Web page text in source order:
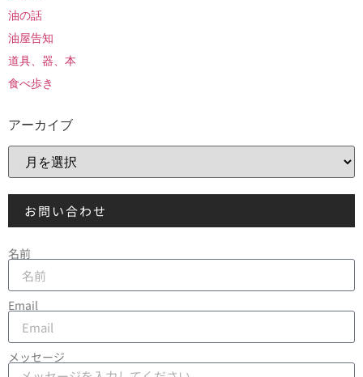
油の話
油屋告知
道具、器、本
食べ歩き
アーカイブ
お問い合わせ
名前
Email
メッセージ